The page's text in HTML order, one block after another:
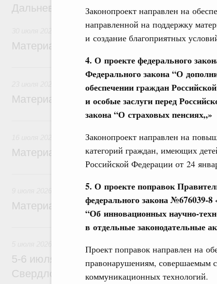
Законопроект направлен на
направленной на поддержку
и создание благоприятных
4. О проекте федерального
Федерального закона “О
обеспечении граждан
и особые заслуги перед
закона “О страховых пенсиях„»
Законопроект направлен на
категорий граждан, имеющих
Российской Федерации от 24
5. О проекте поправок
федерального закона №676039-
“Об инновационных научно-
в отдельные законодательные
Проект поправок направлен на
правонарушениям, совершаемым
коммуникационных технологий.
Дальневосточный федеральный округ
Материалы к заседанию Правительства
23 июля, четверг
Материалы к заседанию Правительства
16 июля, четверг
Материалы к заседанию Правительства
Материалы к заседанию Правительства
5 июля, воскресенье
5-6 июля Михаил Мишустин совершит
Свердловскую область для участия в